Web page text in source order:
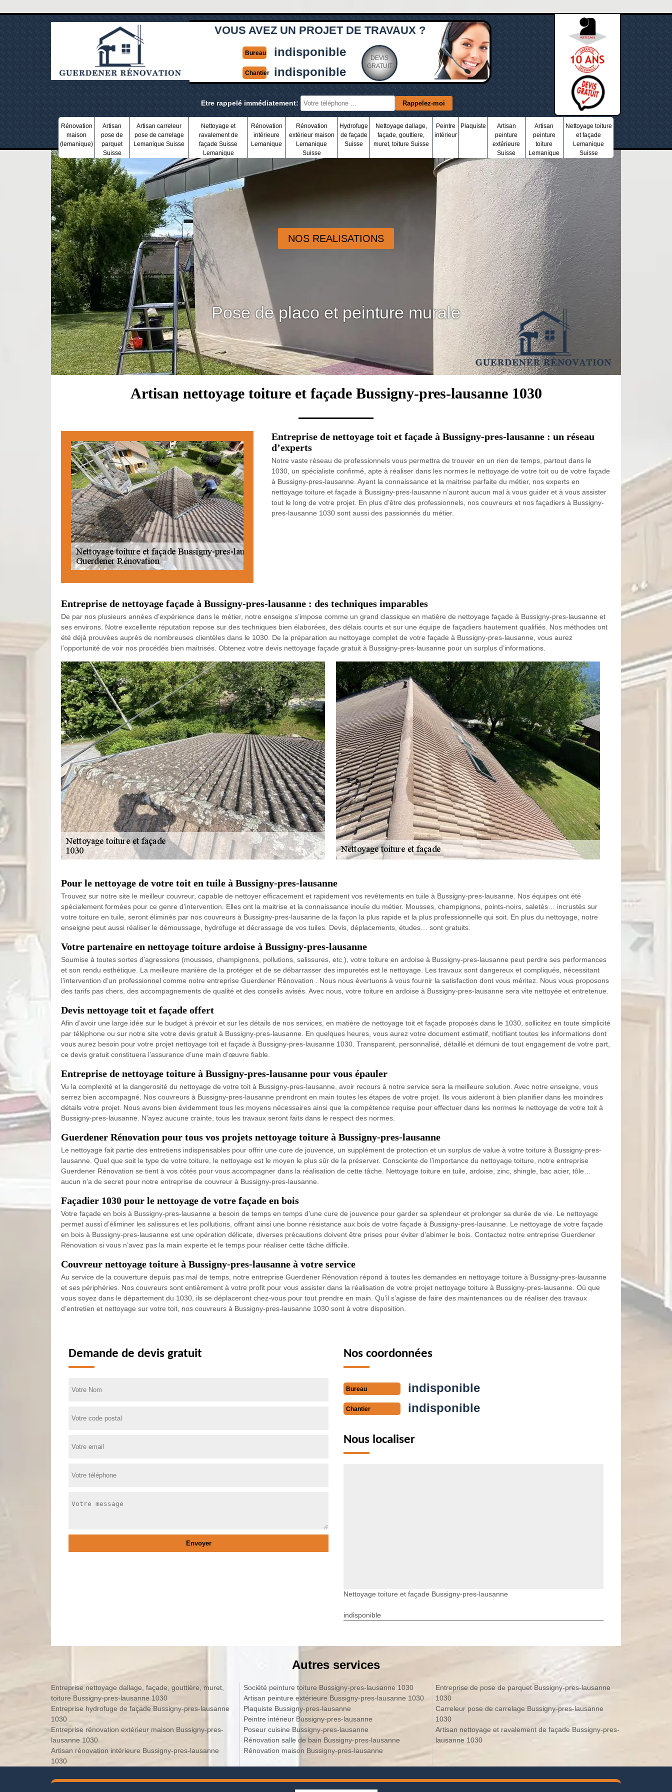
VOUS AVEZ UN PROJET DE TRAVAUX ?
Bureau indisponible
Chantier indisponible
DEVIS
GRATUIT
Etre rappelé immédiatement:
Rénovation
maison
(lemanique)
Artisan
pose de
parquet
Suisse
Artisan carreleur
pose de carrelage
Lemanique Suisse
Nettoyage et
ravalement de
façade Suisse
Lemanique
Rénovation
intérieure
Lemanique
Rénovation
extérieur maison
Lemanique
Suisse
Hydrofuge
de façade
Suisse
Nettoyage dallage,
façade, gouttiere,
muret, toiture Suisse
Peintre
intérieur
Plaquiste
Artisan
peinture
extérieure
Suisse
Artisan
peinture
toiture
Lemanique
Nettoyage toiture
et façade
Lemanique
Suisse
NOS REALISATIONS
Pose de placo et peinture murale
Artisan nettoyage toiture et façade Bussigny-pres-lausanne 1030
Entreprise de nettoyage toit et façade à Bussigny-pres-lausanne : un réseau
d’experts
Notre vaste réseau de professionnels vous permettra de trouver en un rien de temps, partout dans le
1030, un spécialiste confirmé, apte à réaliser dans les normes le nettoyage de votre toit ou de votre façade
à Bussigny-pres-lausanne. Ayant la connaissance et la maitrise parfaite du métier, nos experts en
nettoyage toiture et façade à Bussigny-pres-lausanne n’auront aucun mal à vous guider et à vous assister
tout le long de votre projet. En plus d’être des professionnels, nos couvreurs et nos façadiers à Bussigny-
pres-lausanne 1030 sont aussi des passionnés du métier.
Entreprise de nettoyage façade à Bussigny-pres-lausanne : des techniques imparables
De par nos plusieurs années d’expérience dans le métier, notre enseigne s’impose comme un grand classique en matière de nettoyage façade à Bussigny-pres-lausanne et
ses environs. Notre excellente réputation repose sur des techniques bien élaborées, des délais courts et sur une équipe de façadiers hautement qualifiés. Nos méthodes ont
été déjà prouvées auprès de nombreuses clientèles dans le 1030. De la préparation au nettoyage complet de votre façade à Bussigny-pres-lausanne, vous aurez
l’opportunité de voir nos procédés bien maitrisés. Obtenez votre devis nettoyage façade gratuit à Bussigny-pres-lausanne pour un surplus d’informations.
Pour le nettoyage de votre toit en tuile à Bussigny-pres-lausanne
Trouvez sur notre site le meilleur couvreur, capable de nettoyer efficacement et rapidement vos revêtements en tuile à Bussigny-pres-lausanne. Nos équipes ont été
spécialement formées pour ce genre d’intervention. Elles ont la maitrise et la connaissance inouïe du métier. Mousses, champignons, points-noirs, saletés… incrustés sur
votre toiture en tuile, seront éliminés par nos couvreurs à Bussigny-pres-lausanne de la façon la plus rapide et la plus professionnelle qui soit. En plus du nettoyage, notre
enseigne peut aussi réaliser le démoussage, hydrofuge et décrassage de vos tuiles. Devis, déplacements, études… sont gratuits.
Votre partenaire en nettoyage toiture ardoise à Bussigny-pres-lausanne
Soumise à toutes sortes d’agressions (mousses, champignons, pollutions, salissures, etc.), votre toiture en ardoise à Bussigny-pres-lausanne peut perdre ses performances
et son rendu esthétique. La meilleure manière de la protéger et de se débarrasser des impuretés est le nettoyage. Les travaux sont dangereux et compliqués, nécessitant
l’intervention d’un professionnel comme notre entreprise Guerdener Rénovation . Nous nous évertuons à vous fournir la satisfaction dont vous méritez. Nous vous proposons
des tarifs pas chers, des accompagnements de qualité et des conseils avisés. Avec nous, votre toiture en ardoise à Bussigny-pres-lausanne sera vite nettoyée et entretenue.
Devis nettoyage toit et façade offert
Afin d’avoir une large idée sur le budget à prévoir et sur les détails de nos services, en matière de nettoyage toit et façade proposés dans le 1030, sollicitez en toute simplicité
par téléphone ou sur notre site votre devis gratuit à Bussigny-pres-lausanne. En quelques heures, vous aurez votre document estimatif, notifiant toutes les informations dont
vous aurez besoin pour votre projet nettoyage toit et façade à Bussigny-pres-lausanne 1030. Transparent, personnalisé, détaillé et démuni de tout engagement de votre part,
ce devis gratuit constituera l’assurance d’une main d’œuvre fiable.
Entreprise de nettoyage toiture à Bussigny-pres-lausanne pour vous épauler
Vu la complexité et la dangerosité du nettoyage de votre toit à Bussigny-pres-lausanne, avoir recours à notre service sera la meilleure solution. Avec notre enseigne, vous
serrez bien accompagné. Nos couvreurs à Bussigny-pres-lausanne prendront en main toutes les étapes de votre projet. Ils vous aideront à bien planifier dans les moindres
détails votre projet. Nous avons bien évidemment tous les moyens nécessaires ainsi que la compétence requise pour effectuer dans les normes le nettoyage de votre toit à
Bussigny-pres-lausanne. N’ayez aucune crainte, tous les travaux seront faits dans le respect des normes.
Guerdener Rénovation pour tous vos projets nettoyage toiture à Bussigny-pres-lausanne
Le nettoyage fait partie des entretiens indispensables pour offrir une cure de jouvence, un supplément de protection et un surplus de value à votre toiture à Bussigny-pres-
lausanne. Quel que soit le type de votre toiture, le nettoyage est le moyen le plus sûr de la préserver. Consciente de l’importance du nettoyage toiture, notre entreprise
Guerdener Rénovation se tient à vos côtés pour vous accompagner dans la réalisation de cette tâche. Nettoyage toiture en tuile, ardoise, zinc, shingle, bac acier, tôle…
aucun n’a de secret pour notre entreprise de couvreur à Bussigny-pres-lausanne.
Façadier 1030 pour le nettoyage de votre façade en bois
Votre façade en bois à Bussigny-pres-lausanne a besoin de temps en temps d’une cure de jouvence pour garder sa splendeur et prolonger sa durée de vie. Le nettoyage
permet aussi d’éliminer les salissures et les pollutions, offrant ainsi une bonne résistance aux bois de votre façade à Bussigny-pres-lausanne. Le nettoyage de votre façade
en bois à Bussigny-pres-lausanne est une opération délicate, diverses précautions doivent être prises pour éviter d’abimer le bois. Contactez notre entreprise Guerdener
Rénovation si vous n’avez pas la main experte et le temps pour réaliser cette tâche difficile.
Couvreur nettoyage toiture à Bussigny-pres-lausanne à votre service
Au service de la couverture depuis pas mal de temps, notre entreprise Guerdener Rénovation répond à toutes les demandes en nettoyage toiture à Bussigny-pres-lausanne
et ses périphéries. Nos couvreurs sont entièrement à votre profit pour vous assister dans la réalisation de votre projet nettoyage toiture à Bussigny-pres-lausanne. Où que
vous soyez dans le département du 1030, ils se déplaceront chez-vous pour tout prendre en main. Qu’il s’agisse de faire des maintenances ou de réaliser des travaux
d’entretien et nettoyage sur votre toit, nos couvreurs à Bussigny-pres-lausanne 1030 sont à votre disposition.
Demande de devis gratuit Nos coordonnées
Bureau indisponible
Chantier indisponible
Nous localiser
Nettoyage toiture et façade Bussigny-pres-lausanne
indisponible
Autres services
Entreprise nettoyage dallage, façade, gouttière, muret,
toiture Bussigny-pres-lausanne 1030
Entreprise hydrofuge de façade Bussigny-pres-lausanne
1030
Entreprise rénovation extérieur maison Bussigny-pres-
lausanne 1030
Artisan rénovation intérieure Bussigny-pres-lausanne
1030
Société peinture toiture Bussigny-pres-lausanne 1030
Artisan peinture extérieure Bussigny-pres-lausanne 1030
Plaquiste Bussigny-pres-lausanne
Peintre intérieur Bussigny-pres-lausanne
Poseur cuisine Bussigny-pres-lausanne
Rénovation salle de bain Bussigny-pres-lausanne
Rénovation maison Bussigny-pres-lausanne
Entreprise de pose de parquet Bussigny-pres-lausanne
1030
Carreleur pose de carrelage Bussigny-pres-lausanne
1030
Artisan nettoyage et ravalement de façade Bussigny-pres-
lausanne 1030